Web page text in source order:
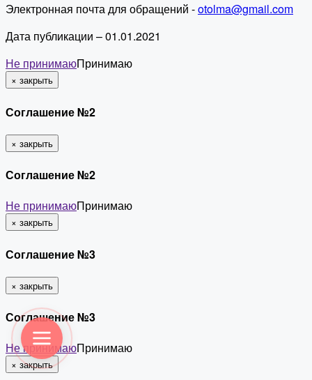
Электронная почта для обращений -otolma@gmail.com
Дата публикации – 01.01.2021
Не принимаюПринимаю
× закрыть
Соглашение №2
× закрыть
Соглашение №2
Не принимаюПринимаю
× закрыть
Соглашение №3
× закрыть
Соглашение №3
Не принимаюПринимаю
× закрыть